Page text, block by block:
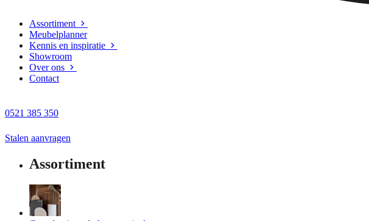
Assortiment
Meubelplanner
Kennis en inspiratie
Showroom
Over ons
Contact
0521 385 350
Stalen aanvragen
Assortiment